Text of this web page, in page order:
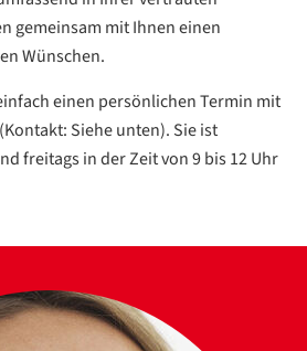
gemeinsam mit Ihnen einen
Wünschen.
einen persönlichen Termin mit
Siehe unten). Sie ist
freitags in der Zeit von 9 bis 12 Uhr